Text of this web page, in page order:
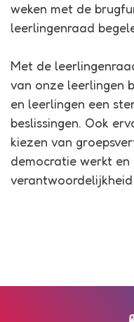
weken met de
leerlingenraad
Met de
van onze leerlingen
en leerlingen een
beslissingen. Ook
kiezen van
democratie werkt